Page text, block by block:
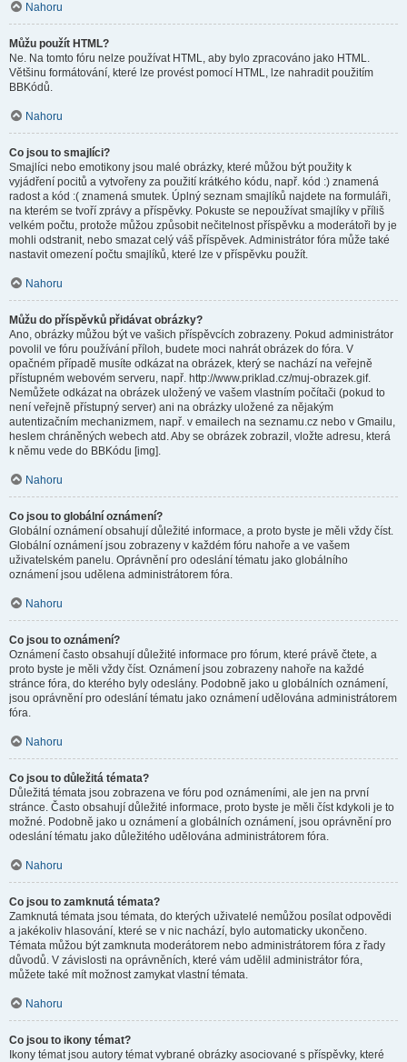
Nahoru
Můžu použít HTML?
Ne. Na tomto fóru nelze používat HTML, aby bylo zpracováno jako HTML.
Většinu formátování, které lze provést pomocí HTML, lze nahradit použitím
BBKódů.
Nahoru
Co jsou to smajlíci?
Smajlíci nebo emotikony jsou malé obrázky, které můžou být použity k
vyjádření pocitů a vytvořeny za použití krátkého kódu, např. kód :) znamená
radost a kód :( znamená smutek. Úplný seznam smajlíků najdete na formuláři,
na kterém se tvoří zprávy a příspěvky. Pokuste se nepoužívat smajlíky v příliš
velkém počtu, protože můžou způsobit nečitelnost příspěvku a moderátoři by je
mohli odstranit, nebo smazat celý váš příspěvek. Administrátor fóra může také
nastavit omezení počtu smajlíků, které lze v příspěvku použít.
Nahoru
Můžu do příspěvků přidávat obrázky?
Ano, obrázky můžou být ve vašich příspěvcích zobrazeny. Pokud administrátor
povolil ve fóru používání příloh, budete moci nahrát obrázek do fóra. V
opačném případě musíte odkázat na obrázek, který se nachází na veřejně
přístupném webovém serveru, např. http://www.priklad.cz/muj-obrazek.gif.
Nemůžete odkázat na obrázek uložený ve vašem vlastním počítači (pokud to
není veřejně přístupný server) ani na obrázky uložené za nějakým
autentizačním mechanizmem, např. v emailech na seznamu.cz nebo v Gmailu,
heslem chráněných webech atd. Aby se obrázek zobrazil, vložte adresu, která
k němu vede do BBKódu [img].
Nahoru
Co jsou to globální oznámení?
Globální oznámení obsahují důležité informace, a proto byste je měli vždy číst.
Globální oznámení jsou zobrazeny v každém fóru nahoře a ve vašem
uživatelském panelu. Oprávnění pro odeslání tématu jako globálního
oznámení jsou udělena administrátorem fóra.
Nahoru
Co jsou to oznámení?
Oznámení často obsahují důležité informace pro fórum, které právě čtete, a
proto byste je měli vždy číst. Oznámení jsou zobrazeny nahoře na každé
stránce fóra, do kterého byly odeslány. Podobně jako u globálních oznámení,
jsou oprávnění pro odeslání tématu jako oznámení udělována administrátorem
fóra.
Nahoru
Co jsou to důležitá témata?
Důležitá témata jsou zobrazena ve fóru pod oznámeními, ale jen na první
stránce. Často obsahují důležité informace, proto byste je měli číst kdykoli je to
možné. Podobně jako u oznámení a globálních oznámení, jsou oprávnění pro
odeslání tématu jako důležitého udělována administrátorem fóra.
Nahoru
Co jsou to zamknutá témata?
Zamknutá témata jsou témata, do kterých uživatelé nemůžou posílat odpovědi
a jakékoliv hlasování, které se v nic nachází, bylo automaticky ukončeno.
Témata můžou být zamknuta moderátorem nebo administrátorem fóra z řady
důvodů. V závislosti na oprávněních, které vám udělil administrátor fóra,
můžete také mít možnost zamykat vlastní témata.
Nahoru
Co jsou to ikony témat?
Ikony témat jsou autory témat vybrané obrázky asociované s příspěvky, které